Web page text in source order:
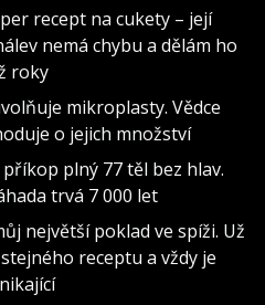
recept na cukety – její
nemá chybu a dělám ho
roky
mikroplasty. Vědce
o jejich množství
plný 77 těl bez hlav.
trvá 7 000 let
největší poklad ve spíži. Už
receptu a vždy je